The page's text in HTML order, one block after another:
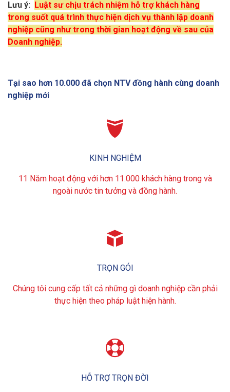
Lưu ý:
Luật sư chịu trách nhiệm hỗ trợ khách hàng
trong suốt quá trình thực hiện dịch vụ thành lập doanh
nghiệp cũng như trong thời gian hoạt động về sau của
Doanh nghiệp.
Tại sao hơn 10.000 đã chọn NTV đồng hành cùng doanh
nghiệp mới

KINH NGHIỆM
11 Năm hoạt động với hơn 11.000 khách hàng trong và
ngoài nước tin tưởng và đồng hành.

TRỌN GÓI
Chúng tôi cung cấp tất cả những gì doanh nghiệp cần phải
thực hiện theo pháp luật hiện hành.

HỖ TRỢ TRỌN ĐỜI